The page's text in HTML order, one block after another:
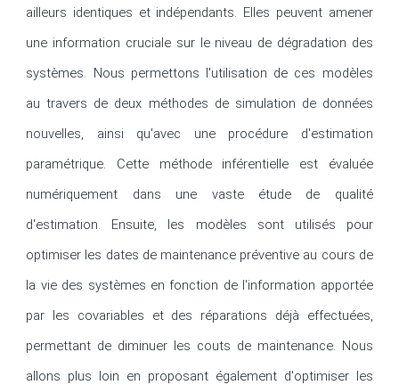
ailleurs identiques et indépendants. Elles peuvent amener
une information cruciale sur le niveau de dégradation des
systèmes. Nous permettons l'utilisation de ces modèles
au travers de deux méthodes de simulation de données
nouvelles, ainsi qu'avec une procédure d'estimation
paramétrique. Cette méthode inférentielle est évaluée
numériquement dans une vaste étude de qualité
d'estimation. Ensuite, les modèles sont utilisés pour
optimiser les dates de maintenance préventive au cours de
la vie des systèmes en fonction de l'information apportée
par les covariables et des réparations déjà effectuées,
permettant de diminuer les couts de maintenance. Nous
allons plus loin en proposant également d'optimiser les